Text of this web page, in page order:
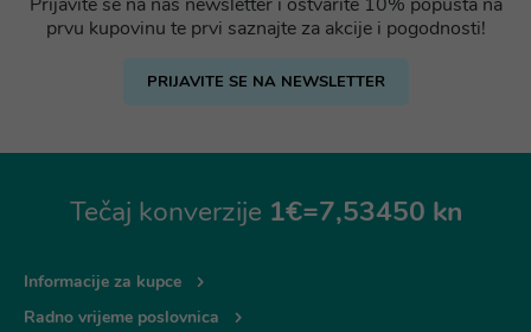
prvu kupovinu te prvi saznajte za akcije i pogodnosti!
PRIJAVITE SE NA NEWSLETTER
Tečaj konverzije 1€=7,53450 kn
Informacije za kupce
Radno vrijeme poslovnica